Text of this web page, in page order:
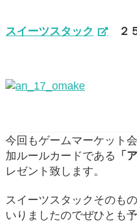
スイーツスタック ２５
今回もゲームマーケット
加ルールカードである 「
レゼント致します。
スイーツスタックそのも
いりましたのでぜひとも